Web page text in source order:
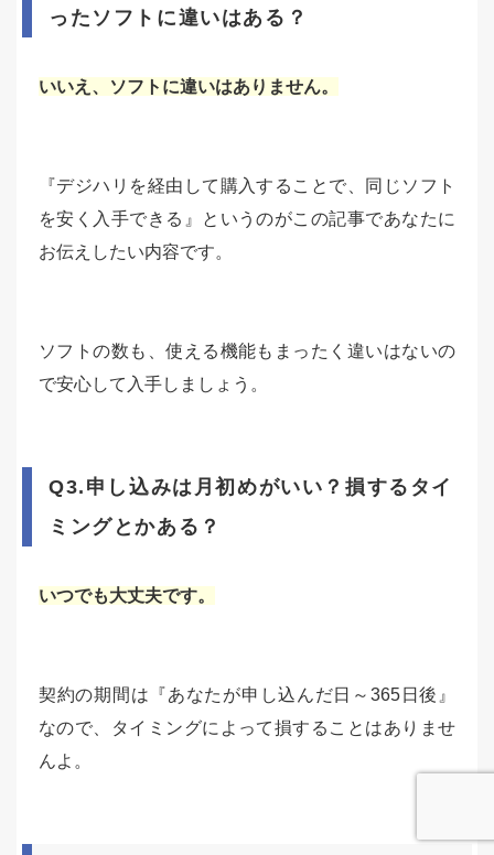
ったソフトに違いはある？
いいえ、ソフトに違いはありません。
『デジハリを経由して購入することで、同じソフト
を安く入手できる』というのがこの記事であなたに
お伝えしたい内容です。
ソフトの数も、使える機能もまったく違いはないの
で安心して入手しましょう。
Q3.申し込みは月初めがいい？損するタイ
ミングとかある？
いつでも大丈夫です。
契約の期間は『あなたが申し込んだ日～365日後』
なので、タイミングによって損することはありませ
んよ。